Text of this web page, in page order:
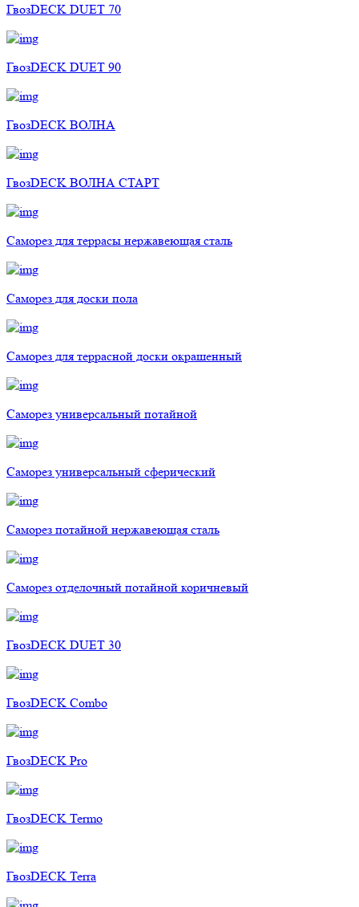
ГвозDECK DUET 70
ГвозDECK DUET 90
ГвозDECK ВОЛНА
ГвозDECK ВОЛНА СТАРТ
Саморез для террасы нержавеющая сталь
Саморез для доски пола
Саморез для террасной доски окрашенный
Саморез универсальный потайной
Саморез универсальный сферический
Саморез потайной нержавеющая сталь
Саморез отделочный потайной коричневый
ГвозDECK DUET 30
ГвозDECK Combo
ГвозDECK Pro
ГвозDECK Termo
ГвозDECK Terra